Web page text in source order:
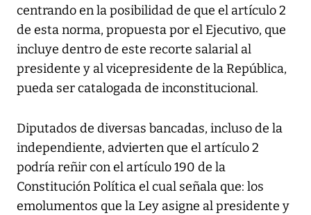
centrando en la posibilidad de que el artículo 2
de esta norma, propuesta por el Ejecutivo, que
incluye dentro de este recorte salarial al
presidente y al vicepresidente de la República,
pueda ser catalogada de inconstitucional.
Diputados de diversas bancadas, incluso de la
independiente, advierten que el artículo 2
podría reñir con el artículo 190 de la
Constitución Política el cual señala que: los
emolumentos que la Ley asigne al presidente y